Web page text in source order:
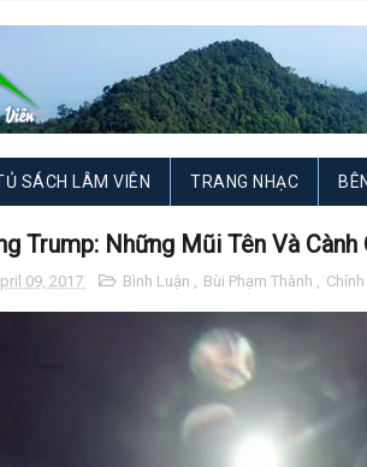
SÁCH LÂM VIÊN TRANG NHẠC
Trump: Những Mũi Tên Và Cành
09, 2017 Bình Luận , Bùi Phạm Thành , Chính